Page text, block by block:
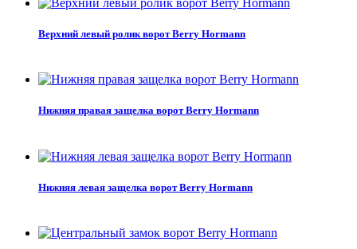
Верхний левый ролик ворот Berry Hormann
Нижняя правая защелка ворот Berry Hormann
Нижняя левая защелка ворот Berry Hormann